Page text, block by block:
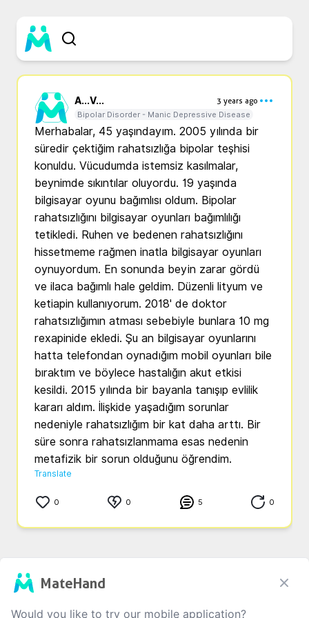
A...V...
3 years ago
Bipolar Disorder - Manic Depressive Disease
Merhabalar, 45 yaşındayım. 2005 yılında bir
süredir çektiğim rahatsızlığa bipolar teşhisi
konuldu. Vücudumda istemsiz kasılmalar,
beynimde sıkıntılar oluyordu. 19 yaşında
bilgisayar oyunu bağımlısı oldum. Bipolar
rahatsızlığını bilgisayar oyunları bağımlılığı
tetikledi. Ruhen ve bedenen rahatsızlığını
hissetmeme rağmen inatla bilgisayar oyunları
oynuyordum. En sonunda beyin zarar gördü
ve ilaca bağımlı hale geldim. Düzenli lityum ve
ketiapin kullanıyorum. 2018' de doktor
rahatsızlığımın atması sebebiyle bunlara 10 mg
rexapinide ekledi. Şu an bilgisayar oyunlarını
hatta telefondan oynadığım mobil oyunları bile
bıraktım ve böylece hastalığın akut etkisi
kesildi. 2015 yılında bir bayanla tanışıp evlilik
kararı aldım. İlişkide yaşadığım sorunlar
nedeniyle rahatsızlığım bir kat daha arttı. Bir
süre sonra rahatsızlanmama esas nedenin
metafizik bir sorun olduğunu öğrendim.
Translate
0 0 5 0
0/1000
MateHand
Would you like to try our mobile application?